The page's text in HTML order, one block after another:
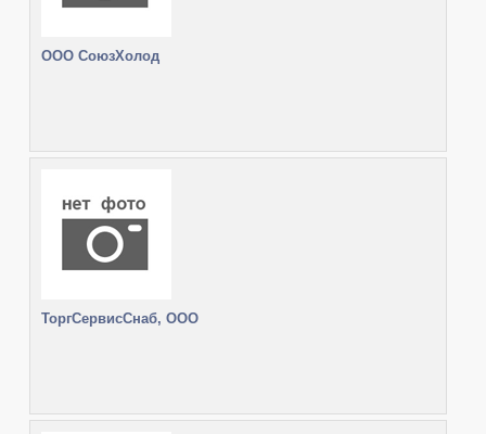
ООО СоюзХолод
ТоргСервисСнаб, ООО